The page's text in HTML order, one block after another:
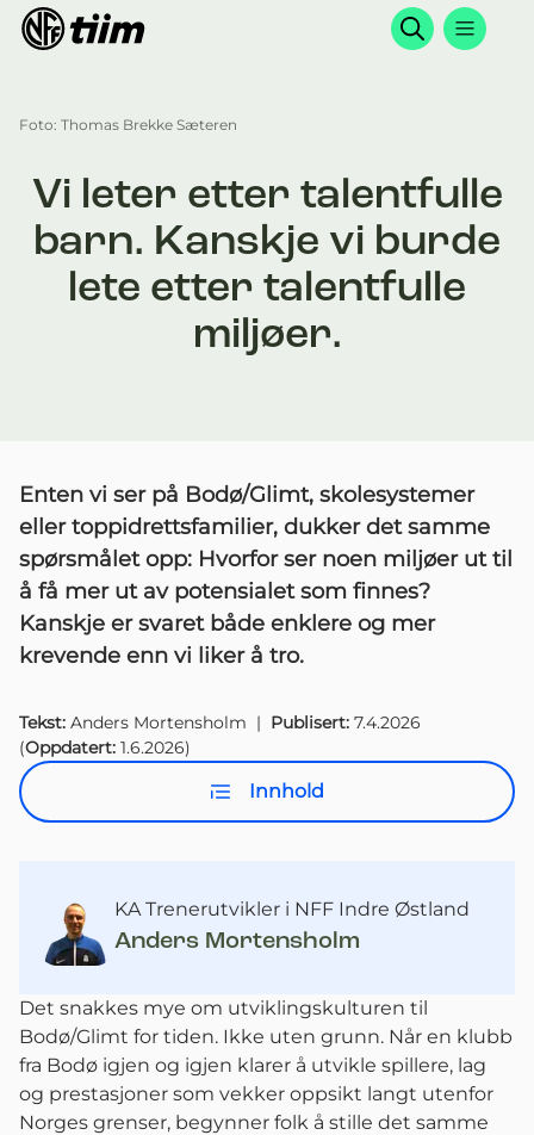
Søk
Foto: Thomas Brekke Sæteren
Vi leter etter talentfulle
barn. Kanskje vi burde
lete etter talentfulle
miljøer.
Enten vi ser på Bodø/Glimt, skolesystemer
eller toppidrettsfamilier, dukker det samme
spørsmålet opp: Hvorfor ser noen miljøer ut til
å få mer ut av potensialet som finnes?
Kanskje er svaret både enklere og mer
krevende enn vi liker å tro.
Tekst: Anders Mortensholm | Publisert: 7.4.2026
(Oppdatert: 1.6.2026)
Innhold
KA Trenerutvikler i NFF Indre Østland
Anders Mortensholm
Det snakkes mye om utviklingskulturen til
Bodø/Glimt for tiden. Ikke uten grunn. Når en klubb
fra Bodø igjen og igjen klarer å utvikle spillere, lag
og prestasjoner som vekker oppsikt langt utenfor
Norges grenser, begynner folk å stille det samme